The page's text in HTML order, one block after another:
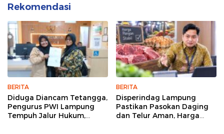
Rekomendasi
BERITA
Diduga Diancam Tetangga,
Pengurus PWI Lampung
Tempuh Jalur Hukum,
BERITA
Disperindag Lampung
Pastikan Pasokan Daging
dan Telur Aman, Harga